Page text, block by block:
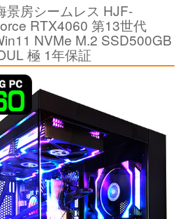
景房シームレス HJF-
RTX4060 第13世代
NVMe M.2 SSD500GB
極 1年保証